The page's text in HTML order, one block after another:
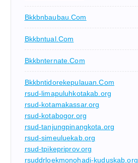
Bkkbnbaubau.com
Bkkbntual.com
Bkkbnternate.com
Bkkbntidorekepulauan.com
rsud-limapuluhkotakab.org
rsud-kotamakassar.org
rsud-kotabogor.org
rsud-tanjungpinangkota.org
rsud-simeuluekab.org
rsud-tpikepriprov.org
rsuddrloekmonohadi-kuduskab.org